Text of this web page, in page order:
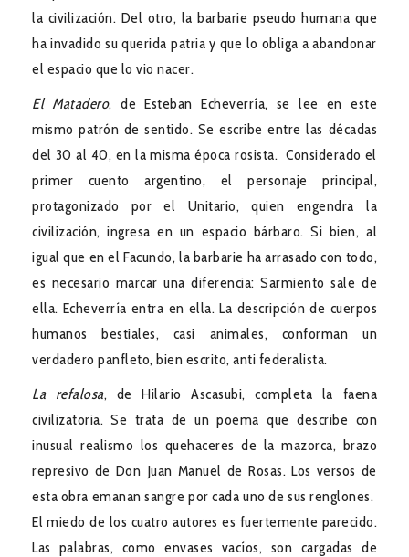
la civilización. Del otro, la barbarie pseudo humana que
ha invadido su querida patria y que lo obliga a abandonar
el espacio que lo vio nacer.
El Matadero, de Esteban Echeverría, se lee en este
mismo patrón de sentido. Se escribe entre las décadas
del 30 al 40, en la misma época rosista. Considerado el
primer cuento argentino, el personaje principal,
protagonizado por el Unitario, quien engendra la
civilización, ingresa en un espacio bárbaro. Si bien, al
igual que en el Facundo, la barbarie ha arrasado con todo,
es necesario marcar una diferencia: Sarmiento sale de
ella. Echeverría entra en ella. La descripción de cuerpos
humanos bestiales, casi animales, conforman un
verdadero panfleto, bien escrito, anti federalista.
La refalosa, de Hilario Ascasubi, completa la faena
civilizatoria. Se trata de un poema que describe con
inusual realismo los quehaceres de la mazorca, brazo
represivo de Don Juan Manuel de Rosas. Los versos de
esta obra emanan sangre por cada uno de sus renglones.
El miedo de los cuatro autores es fuertemente parecido.
Las palabras, como envases vacíos, son cargadas de